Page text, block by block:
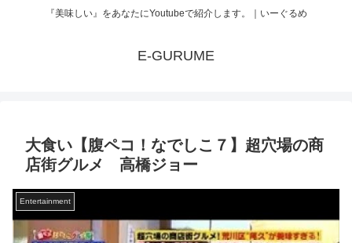
『美味しい』をあなたにYoutubeで紹介します。｜いーぐるめ
E-GURUME
大食い【腹ペコ！なでしこ７】超穴場の商
店街グルメ 高橋ジョー
Entertainment